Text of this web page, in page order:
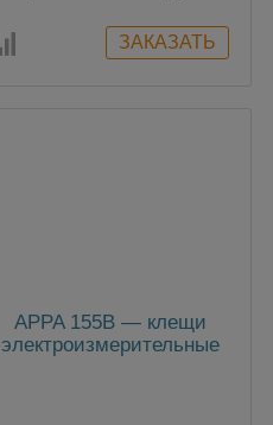
APPA 155В — клещи
электроизмерительные